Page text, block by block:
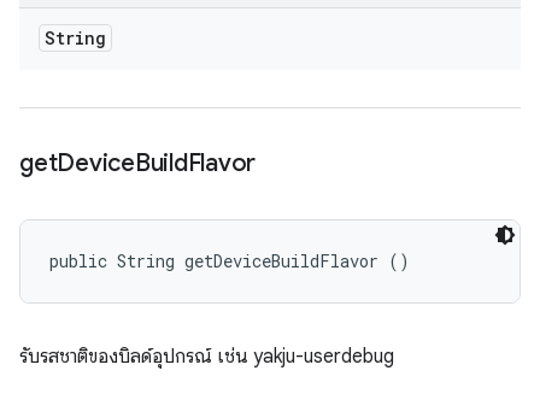
String
getDeviceBuildFlavor
public String getDeviceBuildFlavor ()
รับรสชาติของบิลด์อุปกรณ์ เช่น yakju-userdebug